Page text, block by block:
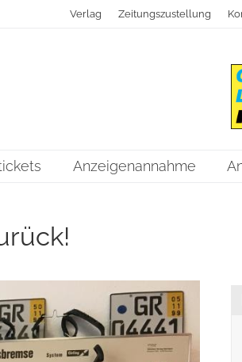
Verlag Zeitungszustellung
Anzeigenannahme